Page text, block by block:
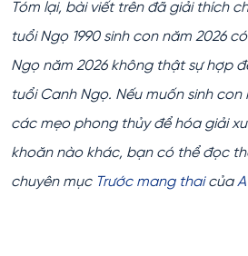
Tóm lại, bài viết trên đã giải thích
tuổi Ngọ 1990 sinh con năm 2026
Ngọ năm 2026 không thật sự hợp
tuổi Canh Ngọ. Nếu muốn sinh con
các mẹo phong thủy để hóa giải
khoăn nào khác, bạn có thể đọc
chuyên mục Trước mang thaicủa